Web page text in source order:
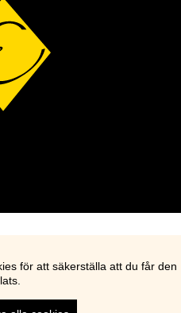
för att säkerställa att du får den